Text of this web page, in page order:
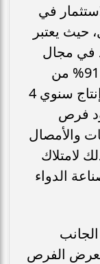
في
حيث يعتبر
في مجال
تداول الدواء، بطاقة إنتاجية تغطي 91%؜ من
الاحتياجات المحلية للدواء، بمعدل إنتاج سنوي 4
فرص
والأمصال
لامتلاك
الدواء
الفرص